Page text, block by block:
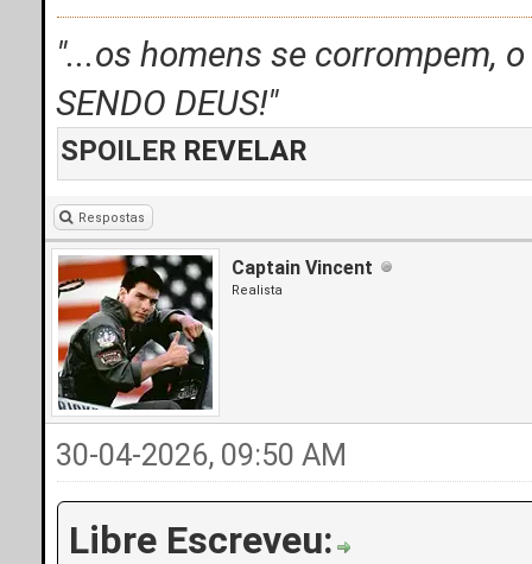
"...os homens se corrompem,
SENDO DEUS!"
SPOILER REVELAR
Respostas
Captain Vincent
Realista
30-04-2026, 09:50 AM
Libre Escreveu: